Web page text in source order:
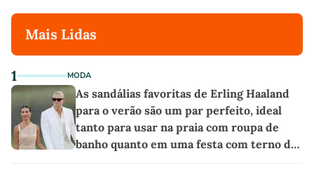
Mais Lidas
1 MODA
As sandálias favoritas de Erling Haaland
para o verão são um par perfeito, ideal
tanto para usar na praia com roupa de
banho quanto em uma festa com terno de